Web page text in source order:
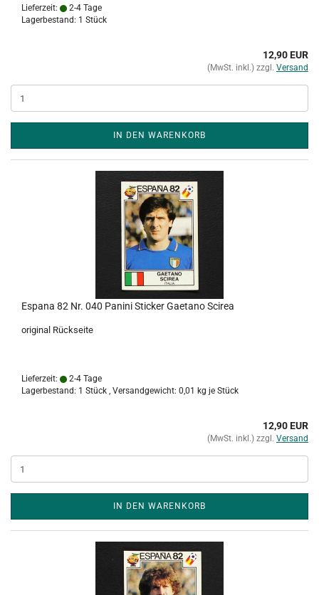
Lieferzeit:
2-4 Tage
Lagerbestand: 1 Stück
12,90 EUR
(MwSt. inkl.) zzgl. Versand
IN DEN WARENKORB
Espana 82 Nr. 040 Panini Sticker Gaetano Scirea
original Rückseite
Lieferzeit:
2-4 Tage
Lagerbestand: 1 Stück , Versandgewicht: 0,01 kg je Stück
12,90 EUR
(MwSt. inkl.) zzgl. Versand
IN DEN WARENKORB